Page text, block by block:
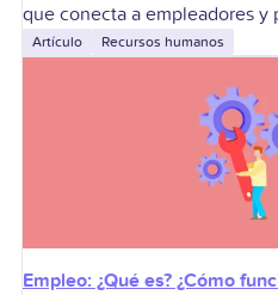
que conecta a empleadores y
mediante una red de
Artículo Recursos humanos
Empleo: ¿Qué es? ¿Cómo